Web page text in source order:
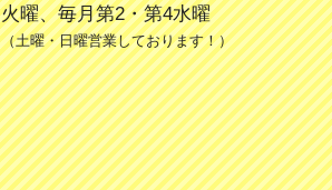
火曜、毎月第2・第4水曜
（土曜・日曜営業しております！）